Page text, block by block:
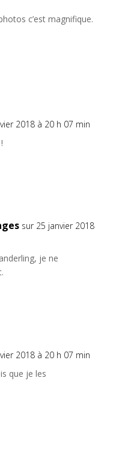
c’est magnifique.
2018 à 20 h 07 min
sur 25 janvier 2018
je ne
2018 à 20 h 07 min
que je les